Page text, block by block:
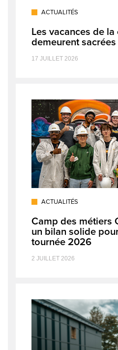
ACTUALITÉS
Les vacances de
demeurent sacrées
17 JUILLET 2026
ACTUALITÉS
Camp des métiers
un bilan solide
tournée 2026
2 JUILLET 2026